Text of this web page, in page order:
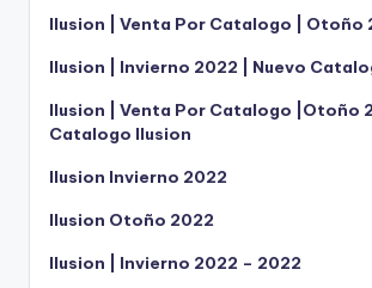
Ilusion | Venta Por Catalogo | Otoño
Ilusion | Invierno 2022 | Nuevo
Ilusion | Venta Por Catalogo |Otoño
Catalogo Ilusion
Ilusion Invierno 2022
Ilusion Otoño 2022
Ilusion | Invierno 2022 – 2022